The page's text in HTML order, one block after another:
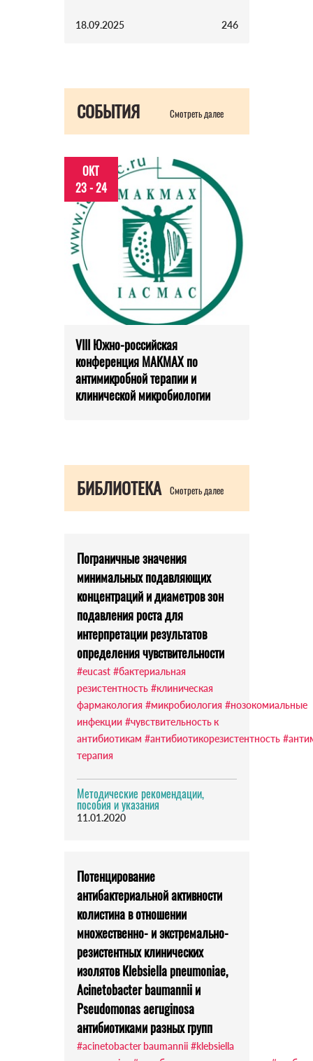
18.09.2025 246
СОБЫТИЯ Смотреть далее
ОКТ
23 - 24
VIII Южно-российская
конференция МАКМАХ по
антимикробной терапии и
клинической микробиологии
БИБЛИОТЕКА Смотреть далее
Пограничные значения
минимальных подавляющих
концентраций и диаметров зон
подавления роста для
интерпретации результатов
определения чувствительности
#eucast #бактериальная
резистентность #клиническая
фармакология #микробиология #нозокомиальные
инфекции #чувствительность к
антибиотикам #антибиотикорезистентность
терапия
Методические рекомендации,
пособия и указания
11.01.2020
Потенцирование
антибактериальной активности
колистина в отношении
множественно- и экстремально-
резистентных клинических
изолятов Klebsiella pneumoniae,
Acinetobacter baumannii и
Pseudomonas aeruginosa
антибиотиками разных групп
#acinetobacter baumannii #klebsiella